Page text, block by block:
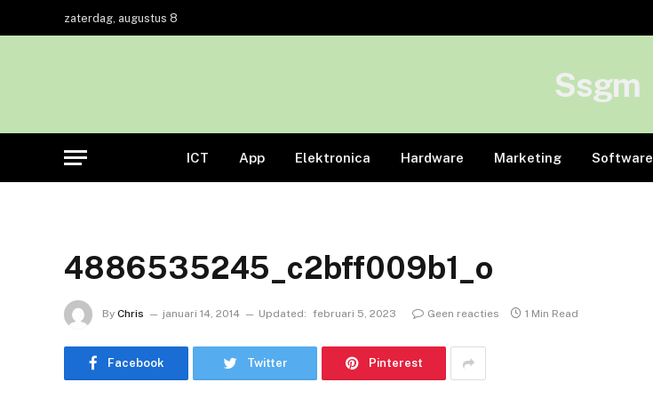
zaterdag, augustus 8
Ssgm
ICT App Elektronica Hardware Marketing Software
4886535245_c2bff009b1_o
By Chris januari 14, 2014 Updated: februari 5, 2023 Geen reacties 1 Min Read
Facebook Twitter Pinterest